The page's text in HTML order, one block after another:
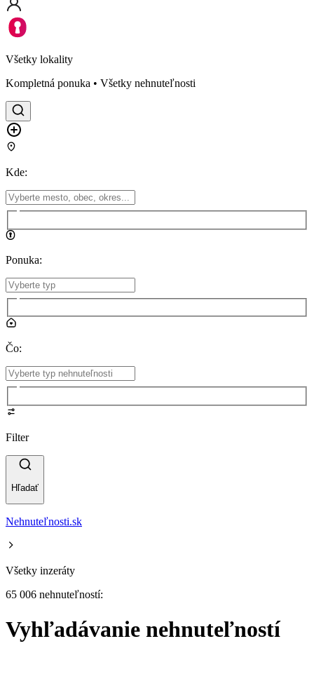
Všetky lokality
Kompletná ponuka • Všetky nehnuteľnosti
Kde:
Ponuka:
Čo:
Filter
Hľadať
Nehnuteľnosti.sk
Všetky inzeráty
65 006 nehnuteľností:
Vyhľadávanie nehnuteľností